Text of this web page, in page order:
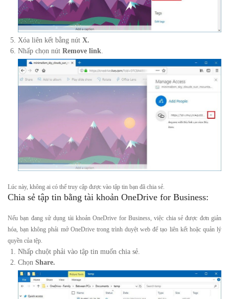
Xóa liên kết bằng nút X.
Nhấp chọn nút Remove link
Lúc này, không ai có thể truy cập được vào tập tin bạn đã chia sẻ.
Chia sẻ tập tin bằng tài khoản OneDrive for Business:
Nếu bạn đang sử dụng tài khoản OneDrive for Business, việc chia sẻ được đơn giản
hóa, bạn không phải mở OneDrive trong trình duyệt web để tạo liên kết hoặc quản lý
quyền của tệp.
Nhấp chuột phải vào tập tin muốn chia sẻ.
Chọn Share.